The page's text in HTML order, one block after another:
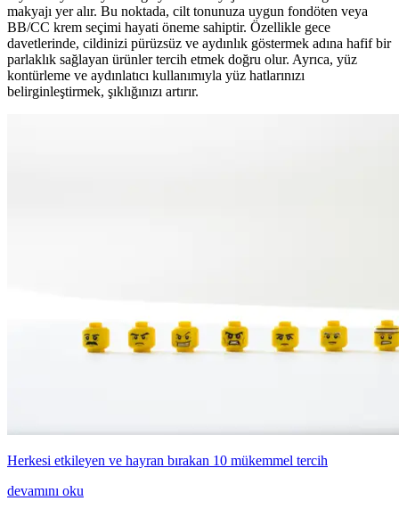
makyajı yer alır. Bu noktada, cilt tonunuza uygun fondöten veya
BB/CC krem seçimi hayati öneme sahiptir. Özellikle gece
davetlerinde, cildinizi pürüzsüz ve aydınlık göstermek adına hafif bir
parlaklık sağlayan ürünler tercih etmek doğru olur. Ayrıca, yüz
kontürleme ve aydınlatıcı kullanımıyla yüz hatlarınızı
belirginleştirmek, şıklığınızı artırır.
Herkesi etkileyen ve hayran bırakan 10 mükemmel tercih
devamını oku